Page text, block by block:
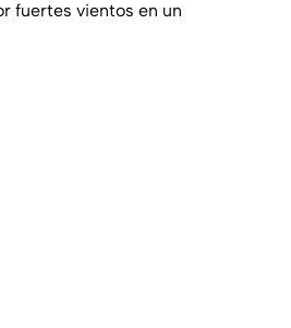
fuertes vientos en un